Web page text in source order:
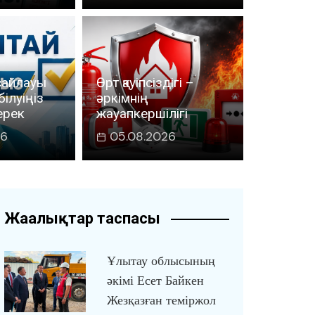
екі пәннің атауы
Өрт қауіпсіздігі –
әркімнің
жауапкершілігі
05.08.2026
Жаңалықтар таспасы
Ұлытау облысының
әкімі Есет Байкен
Жезқазған теміржол